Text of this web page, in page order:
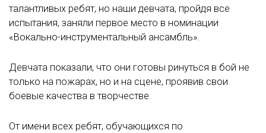
талантливых ребят, но наши девчата, пройдя все
испытания, заняли первое место в номинации
«Вокально-инструментальный ансамбль».
Девчата показали, что они готовы ринуться в бой не
только на пожарах, но и на сцене, проявив свои
боевые качества в творчестве.
От имени всех ребят, обучающихся по